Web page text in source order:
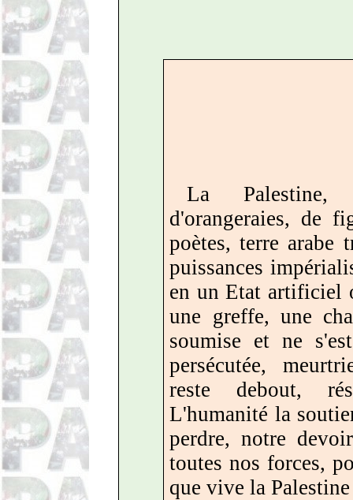
La Palestine,
d'orangeraies, de
poètes, terre arabe
puissances
en un Etat artificiel
une greffe, une
soumise et ne
persécutée,
reste debout,
L'humanité la
perdre, notre
toutes nos forces,
que vive la